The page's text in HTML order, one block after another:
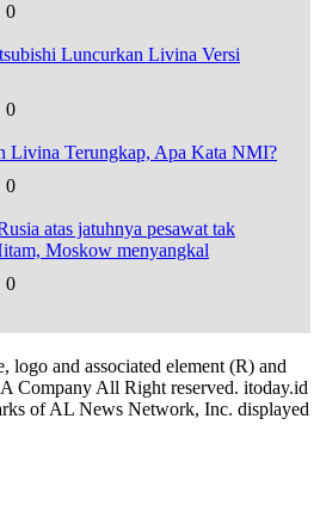
0
Luncurkan Livina Versi
0
Livina Terungkap, Apa Kata NMI?
0
atas jatuhnya pesawat tak
Moskow menyangkal
0
and associated element (R) and
Company All Right reserved. itoday.id
of AL News Network, Inc. displayed